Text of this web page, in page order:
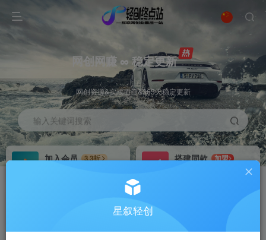
网创网赚 ∞ 稳定更新
网创资源&实战项目&365天稳定更新
输入关键词搜索
加入会员
3.3折
搭建同款
加盟
星叙轻创